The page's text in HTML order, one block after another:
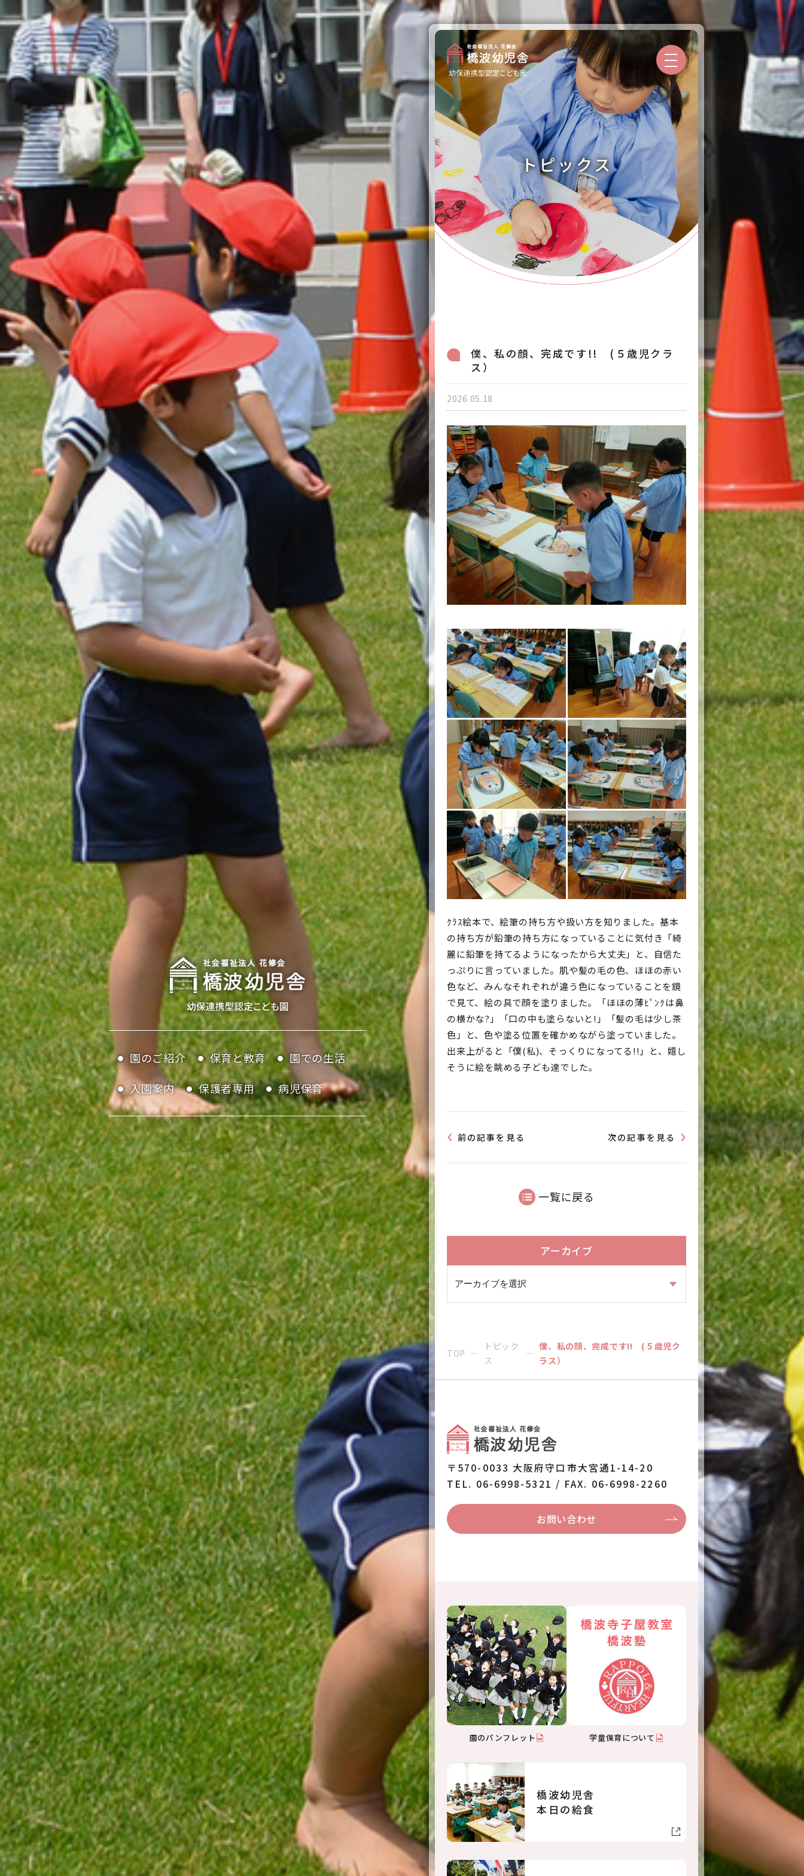
園のご紹介 保育と教育
園での生活
入園案内
保護者専用 病児保育
園のご紹介
保育と教育
園での生活
入園案内 保護者専用
個人情報保護方針
06-6998-5321
受付時間 7:00～20:00（平日）7:00～19:00（土曜）
お問い合わせ
トピックス
僕、私の顔、完成です!! (５歳児クラ
ス）
2026.05.18
ｸﾗｽ絵本で、絵筆の持ち方や扱い方を知りました。基本
の持ち方が鉛筆の持ち方になっていることに気付き「綺
麗に鉛筆を持てるようになったから大丈夫」と、自信た
っぷりに言っていました。肌や髪の毛の色、ほほの赤い
色など、みんなそれぞれが違う色になっていることを鏡
で見て、絵の具で顔を塗りました。「ほほの薄ﾋﾟﾝｸは鼻
の横かな?」「口の中も塗らないと!」「髪の毛は少し茶
色」と、色や塗る位置を確かめながら塗っていました。
出来上がると「僕(私)、そっくりになってる!!」と、嬉し
そうに絵を眺める子ども達でした。
前の記事を見る 次の記事を見る
一覧に戻る
アーカイブ
TOP
トピック
ス
僕、私の顔、完成です!! (５歳児ク
ラス）
〒570-0033 大阪府守口市大宮通1-14-20
TEL. 06-6998-5321 / FAX. 06-6998-2260
お問い合わせ
園のパンフレット 学童保育について
橋波幼児舎
本日の給食